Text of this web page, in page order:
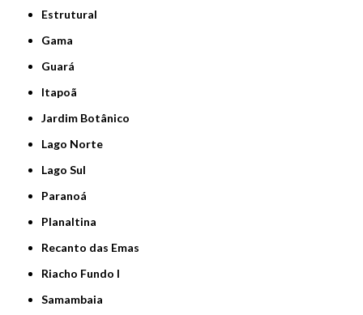
Estrutural
Gama
Guará
Itapoã
Jardim Botânico
Lago Norte
Lago Sul
Paranoá
Planaltina
Recanto das Emas
Riacho Fundo I
Samambaia